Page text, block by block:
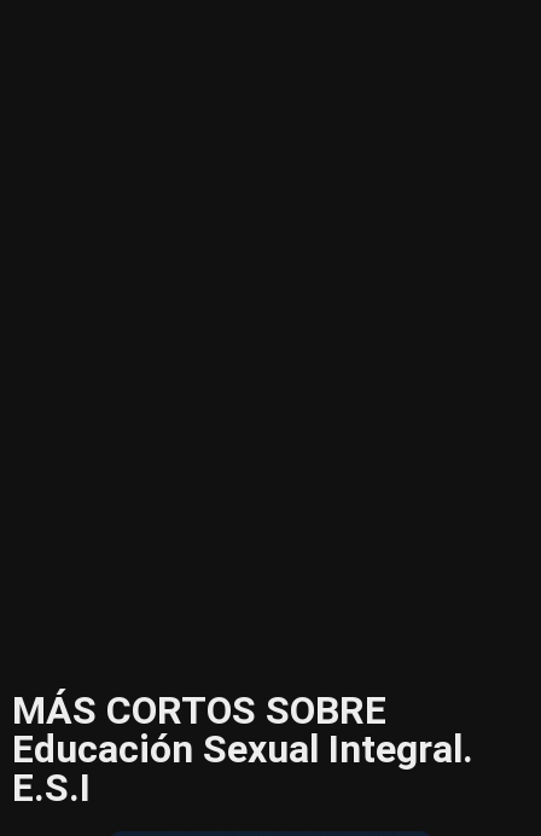
MÁS CORTOS SOBRE
Educación Sexual Integral.
E.S.I